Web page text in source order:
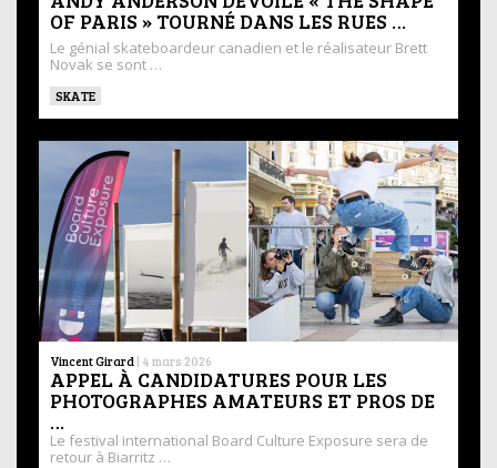
OF PARIS » TOURNÉ DANS LES RUES …
Le génial skateboardeur canadien et le réalisateur Brett
Novak se sont …
SKATE
Vincent Girard | 4 mars 2026
APPEL À CANDIDATURES POUR LES
PHOTOGRAPHES AMATEURS ET PROS DE
…
Le festival international Board Culture Exposure sera de
retour à Biarritz …